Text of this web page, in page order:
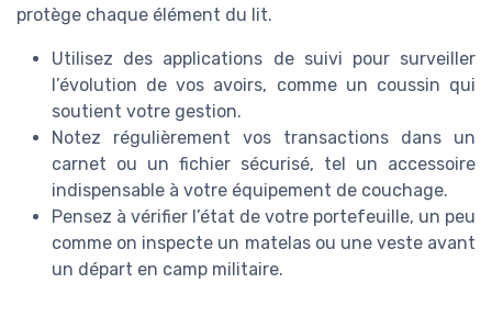
protège chaque élément du lit.
Utilisez des applications de suivi pour surveiller
l’évolution de vos avoirs, comme un coussin qui
soutient votre gestion.
Notez régulièrement vos transactions dans un
carnet ou un fichier sécurisé, tel un accessoire
indispensable à votre équipement de couchage.
Pensez à vérifier l’état de votre portefeuille, un peu
comme on inspecte un matelas ou une veste avant
un départ en camp militaire.